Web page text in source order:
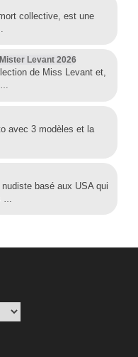
collective, est une
Levant 2026
de Miss Levant et,
…
avec 3 modèles et la
basé aux USA qui